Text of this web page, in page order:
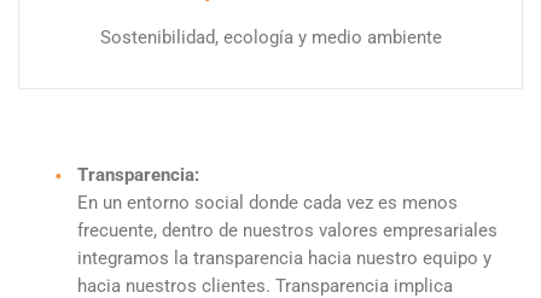
Sostenibilidad, ecología y medio ambiente
Transparencia:
En un entorno social donde cada vez es menos
frecuente, dentro de nuestros valores empresariales
integramos la transparencia hacia nuestro equipo y
hacia nuestros clientes. Transparencia implica